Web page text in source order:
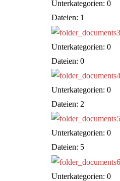
Unterkategorien: 0
Dateien: 1
Unterkategorien: 0
Dateien: 0
Unterkategorien: 0
Dateien: 2
Unterkategorien: 0
Dateien: 5
Unterkategorien: 0